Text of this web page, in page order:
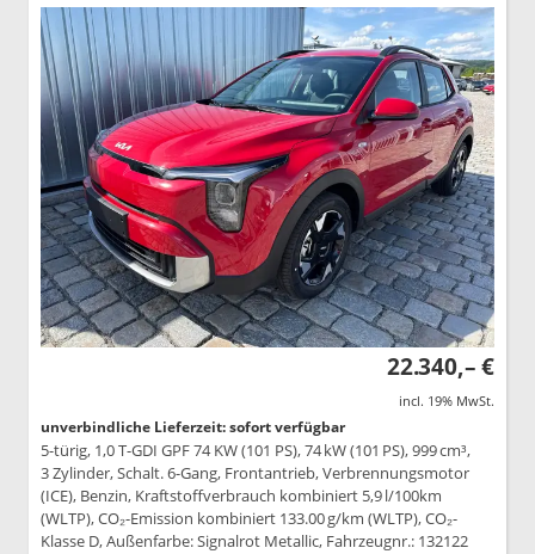
22.340,– €
incl. 19% MwSt.
unverbindliche Lieferzeit: sofort verfügbar
5-türig, 1,0 T-GDI GPF 74 KW (101 PS), 74 kW (101 PS), 999 cm³,
3 Zylinder, Schalt. 6-Gang, Frontantrieb, Verbrennungsmotor
(ICE), Benzin, Kraftstoffverbrauch kombiniert 5,9 l/100km
(WLTP), CO₂-Emission kombiniert 133.00 g/km (WLTP), CO₂-
Klasse D, Außenfarbe: Signalrot Metallic, Fahrzeugnr.: 132122